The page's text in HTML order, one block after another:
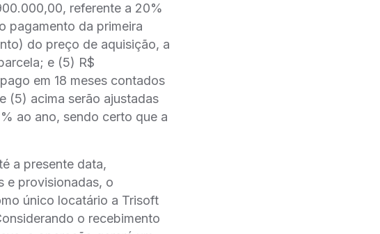
referente a 20%
pagamento da primeira
do preço de aquisição, a
e (5) R$
em 18 meses contados
(5) acima serão ajustadas
ao ano, sendo certo que a
a presente data,
e provisionadas, o
único locatário a Trisoft
o recebimento